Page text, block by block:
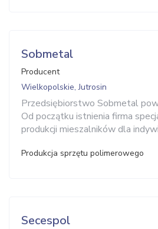
Sobmetal
Producent
Wielkopolskie, Jutrosin
Przedsiębiorstwo Sobmetal
Od początku istnienia firma
produkcji mieszalników dla
Produkcja sprzętu polimerowego
Secespol